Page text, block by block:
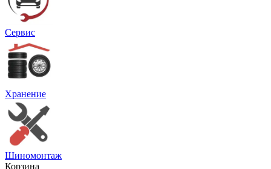
Сервис
Хранение
Шиномонтаж
Корзина